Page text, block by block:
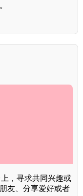
，寻求共同兴趣或
友、分享爱好或者